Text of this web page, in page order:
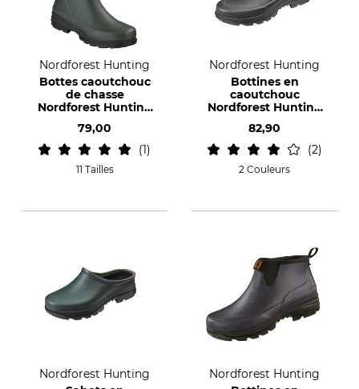
Nordforest Hunting
Bottes caoutchouc
de chasse
Nordforest Hunting
79,00
1
11 Tailles
Nordforest Hunting
Bottines en
caoutchouc
Nordforest Hunting
82,90
2
2 Couleurs
Nordforest Hunting
Nordforest Hunting